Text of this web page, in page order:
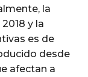
la
y la
es de
desde
afectan a